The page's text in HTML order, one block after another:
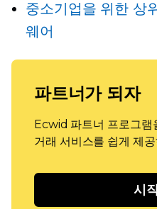
중소기업을 위한 상
웨어
파트너가 되자
Ecwid 파트너 프로그램
거래 서비스를 쉽게 제
시